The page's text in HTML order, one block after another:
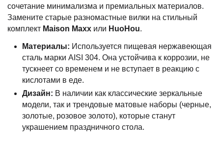
сочетание минимализма и премиальных материалов.
Замените старые разномастные вилки на стильный
комплект Maison Maxx или HuoHou.
Материалы: Используется пищевая нержавеющая
сталь марки AISI 304. Она устойчива к коррозии, не
тускнеет со временем и не вступает в реакцию с
кислотами в еде.
Дизайн: В наличии как классические зеркальные
модели, так и трендовые матовые наборы (черные,
золотые, розовое золото), которые станут
украшением праздничного стола.